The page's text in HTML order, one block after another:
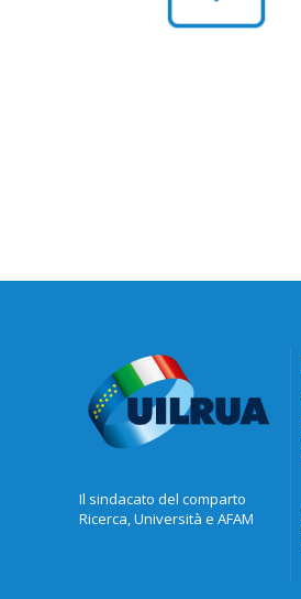
Il sindacato del comparto
Ricerca, Università e AFAM